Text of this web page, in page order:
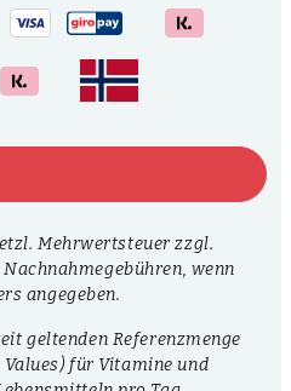
Mehrwertsteuer zzgl.
wenn
angegeben.
geltenden Referenzmenge
für Vitamine und